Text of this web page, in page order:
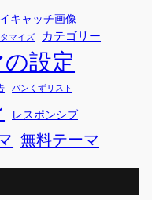
キャッチ画像
マイズ カテゴリー
設定
パンくずリスト
レスポンシブ
無料テーマ